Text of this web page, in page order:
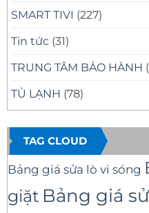
SMART TIVI (227)
Tin tức (31)
TRUNG TÂM BẢO HÀNH
TỦ LẠNH (78)
TAG CLOUD
Bảng giá sửa lò vi sóng
giặt Bảng giá